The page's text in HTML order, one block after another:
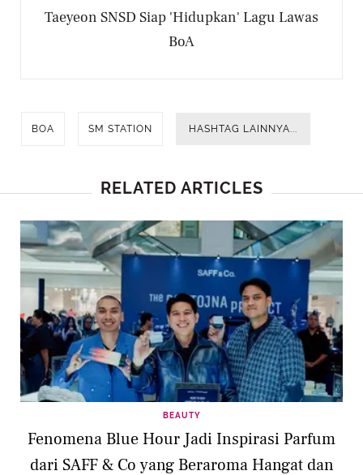
Taeyeon SNSD Siap 'Hidupkan' Lagu Lawas
BoA
BOA SM STATION HASHTAG LAINNYA...
RELATED ARTICLES
BEAUTY
Fenomena Blue Hour Jadi Inspirasi Parfum
dari SAFF & Co yang Beraroma Hangat dan